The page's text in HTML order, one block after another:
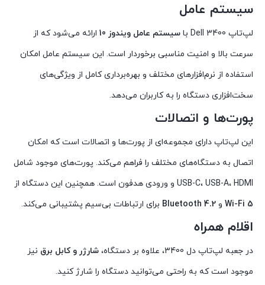
سیستم عامل
لپ‌تاپ Dell 3400 با سیستم عامل ویندوز 10
ارائه می‌شود که از
سرعت بالا و امنیت مناسبی برخوردار است. این سیستم عامل امکان
استفاده از نرم‌افزارهای مختلف و بهره‌برداری کامل از ویژگی‌های
سخت‌افزاری دستگاه را به کاربران می‌دهد.
پورت‌ها و اتصالات
این لپ‌تاپ دارای مجموعه‌ای از پورت‌ها و اتصالات است که امکان
اتصال به دستگاه‌های مختلف را فراهم می‌کند. پورت‌های موجود شامل
USB-C، USB-A، HDMI و ورودی هدفون است. همچنین این دستگاه از
Wi-Fi 5 و Bluetooth 4.2 برای ارتباطات بی‌سیم پشتیبانی می‌کند.
اقلام همراه
در جعبه لپ‌تاپ دل 3400، علاوه بر دستگاه، شارژر و کابل برق نیز
موجود است که به راحتی می‌توانید دستگاه را شارژ کنید.